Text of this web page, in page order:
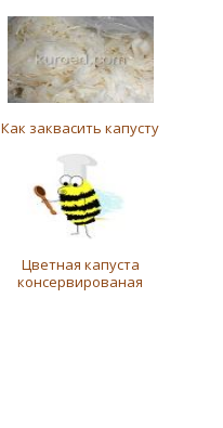
Как заквасить капусту
Цветная капуста
консервированая